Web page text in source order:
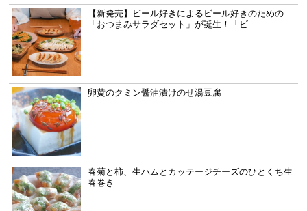
【新発売】ビール好きによるビール好きのための
「おつまみサラダセット」が誕生！「ビ...
卵黄のクミン醤油漬けのせ湯豆腐
春菊と柿、生ハムとカッテージチーズのひとくち生
春巻き